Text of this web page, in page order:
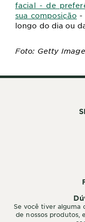
facial - de
sua composição -
longo do dia ou
Foto: Getty
Se você tiver alguma
de nossos produtos,